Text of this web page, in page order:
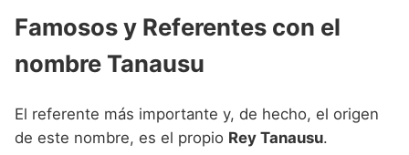
Famosos y Referentes con el
nombre Tanausu
El referente más importante y, de hecho, el origen
de este nombre, es el propio Rey Tanausu.